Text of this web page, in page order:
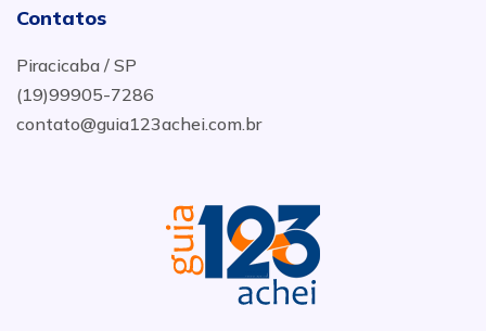
Contatos
Piracicaba / SP
(19)99905-7286
contato@guia123achei.com.br